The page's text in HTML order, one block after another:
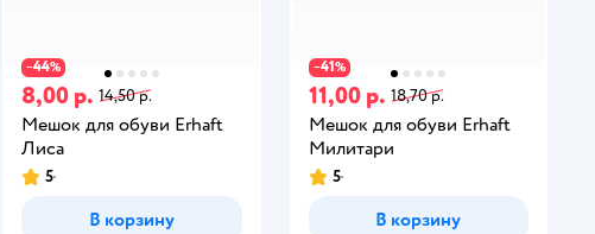
−44%
8,00 р. 14,50 р.
Мешок для обуви Erhaft
Лиса
5
В корзину
−41%
11,00 р. 18,70 р.
Мешок для обуви Erhaft
Милитари
5
В корзину